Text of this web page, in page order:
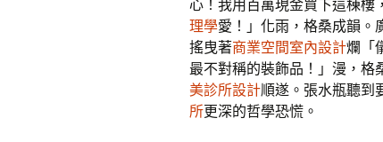
心！我用百萬現金買下這棟樓
理學愛！」化雨，格桑成韻。
搖曳著商業空間室內設計爛「
最不對稱的裝飾品！」漫，格
美診所設計順遂。張水瓶聽到
所更深的哲學恐慌。